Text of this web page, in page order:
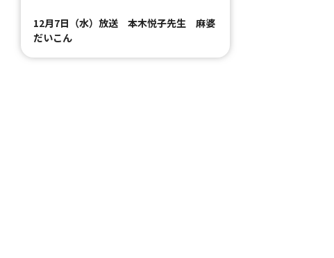
12月7日（水）放送 本木悦子先生 麻婆
だいこん